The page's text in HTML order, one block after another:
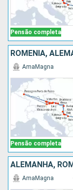
Pensão completa
Pensão completa
AmaMagna
AmaMagna